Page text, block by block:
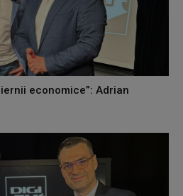
economice”: Adrian